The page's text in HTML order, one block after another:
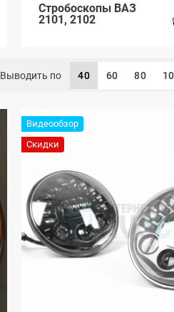
Стробоскопы ВАЗ
2101, 2102
Выводить по 40 60 80
Видеообзор
Скидки